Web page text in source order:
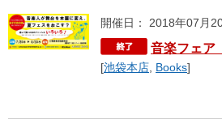
開催日： 2018年07月
音楽フェア
[池袋本店 Books]